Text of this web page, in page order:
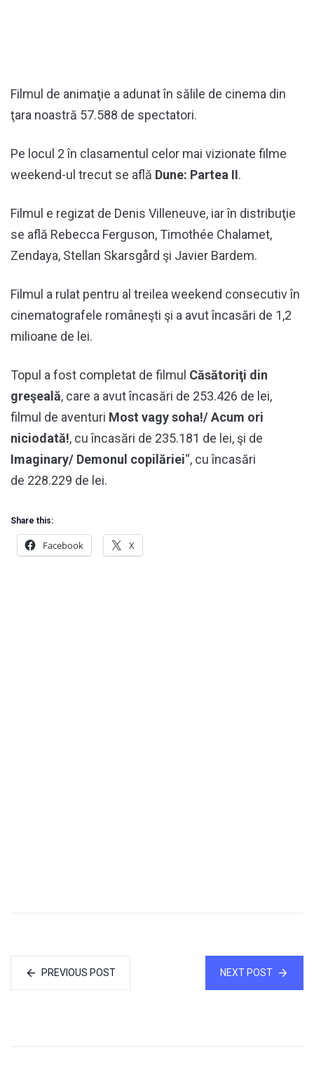
Filmul de animaţie a adunat în sălile de cinema din
ţara noastră 57.588 de spectatori.
Pe locul 2 în clasamentul celor mai vizionate filme
weekend-ul trecut se află Dune: Partea II.
Filmul e regizat de Denis Villeneuve, iar în distribuţie
se află Rebecca Ferguson, Timothée Chalamet,
Zendaya, Stellan Skarsgård şi Javier Bardem.
Filmul a rulat pentru al treilea weekend consecutiv în
cinematografele româneşti şi a avut încasări de 1,2
milioane de lei.
Topul a fost completat de filmul Căsătoriţi din
greşeală, care a avut încasări de 253.426 de lei,
filmul de aventuri Most vagy soha!/ Acum ori
niciodată!, cu încasări de 235.181 de lei, şi de
Imaginary/ Demonul copilăriei“, cu încasări
de 228.229 de lei.
Share this:
Facebook X
PREVIOUS POST NEXT POST